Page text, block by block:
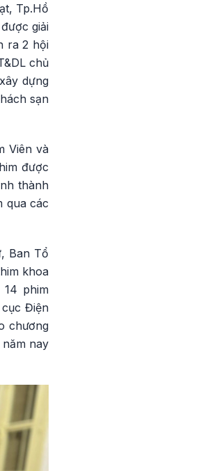
Tp.Hồ
giải
ra 2 hội
chủ
dựng
sạn
Viên và
được
thành
qua các
Ban Tổ
khoa
phim
Điện
chương
nay